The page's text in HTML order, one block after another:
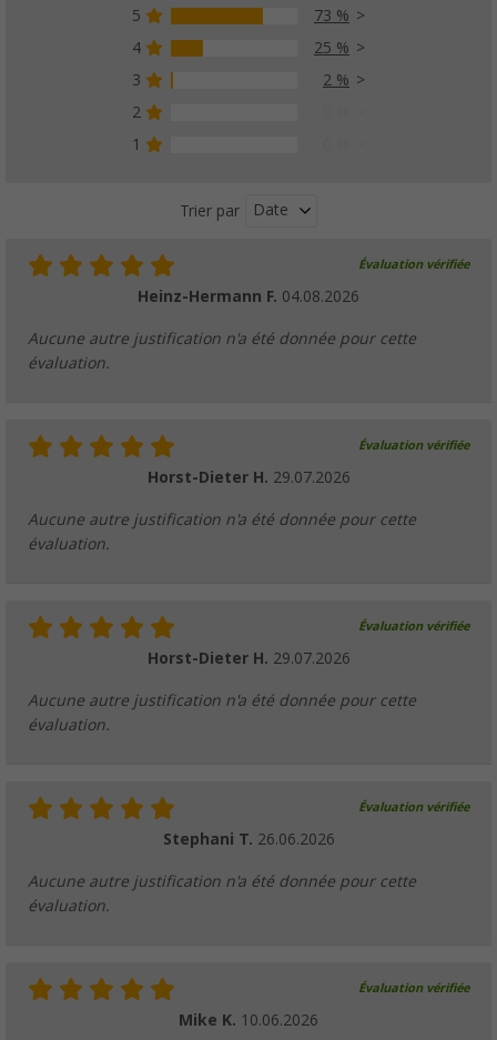
5
73 %
4
25 %
3
2 %
2
1
Trier par Date
Évaluation vérifiée
Heinz-Hermann F. 04.08.2026
Aucune autre justification n'a été donnée pour cette
évaluation.
Évaluation vérifiée
Horst-Dieter H. 29.07.2026
Aucune autre justification n'a été donnée pour cette
évaluation.
Évaluation vérifiée
Horst-Dieter H. 29.07.2026
Aucune autre justification n'a été donnée pour cette
évaluation.
Évaluation vérifiée
Stephani T. 26.06.2026
Aucune autre justification n'a été donnée pour cette
évaluation.
Évaluation vérifiée
Mike K. 10.06.2026